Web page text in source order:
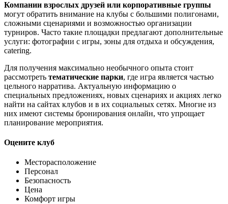
Компании взрослых друзей или корпоративные группы
могут обратить внимание на клубы с большими полигонами,
сложными сценариями и возможностью организации
турниров. Часто такие площадки предлагают дополнительные
услуги: фотографии с игры, зоны для отдыха и обсуждения,
catering.
Для получения максимально необычного опыта стоит
рассмотреть тематические парки, где игра является частью
цельного нарратива. Актуальную информацию о
специальных предложениях, новых сценариях и акциях легко
найти на сайтах клубов и в их социальных сетях. Многие из
них имеют системы бронирования онлайн, что упрощает
планирование мероприятия.
Оцените клуб
Месторасположение
Персонал
Безопасность
Цена
Комфорт игры